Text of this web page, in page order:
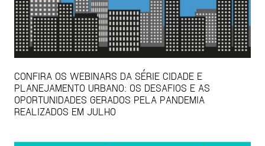
CONFIRA OS WEBINARS DA SÉRIE CIDADE E
PLANEJAMENTO URBANO: OS DESAFIOS E AS
OPORTUNIDADES GERADOS PELA PANDEMIA
REALIZADOS EM JULHO